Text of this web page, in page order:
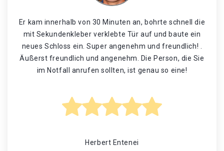
Er kam innerhalb von 30 Minuten an, bohrte schnell die
mit Sekundenkleber verklebte Tür auf und baute ein
neues Schloss ein. Super angenehm und freundlich! .
Äußerst freundlich und angenehm. Die Person, die Sie
im Notfall anrufen sollten, ist genau so eine!
Herbert Entenei